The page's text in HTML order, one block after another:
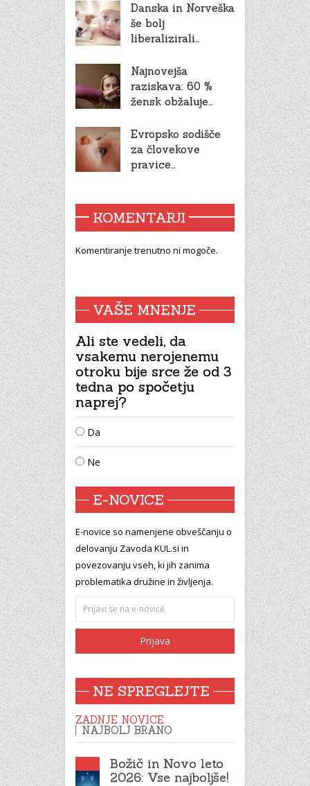
Danska in Norveška
še bolj
liberalizirali…
Najnovejša
raziskava: 60 %
žensk obžaluje…
Evropsko sodišče
za človekove
pravice…
KOMENTARJI
Komentiranje trenutno ni mogoče.
VAŠE MNENJE
Ali ste vedeli, da
vsakemu nerojenemu
otroku bije srce že od 3
tedna po spočetju
naprej?
Da
Ne
E-NOVICE
E-novice so namenjene obveščanju o
delovanju Zavoda KUL.si in
povezovanju vseh, ki jih zanima
problematika družine in življenja.
NE SPREGLEJTE
ZADNJE NOVICE
NAJBOLJ BRANO
Božič in Novo leto
2026: Vse najboljše!